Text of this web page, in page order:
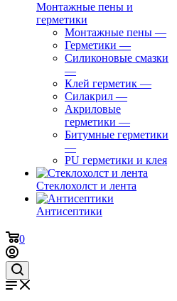
Монтажные пены и
герметики
Монтажные пены —
Герметики —
Силиконовые смазки
—
Клей герметик —
Силакрил —
Акриловые
герметики —
Битумные герметики
—
PU герметики и клея
Стеклохолст и лента
Антисептики
0